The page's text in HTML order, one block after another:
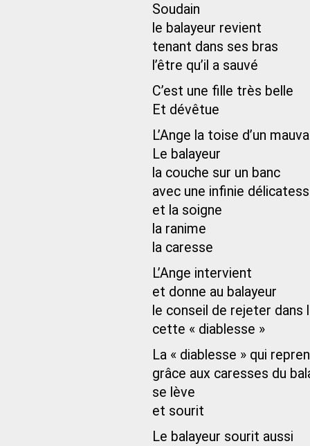
Soudain
le balayeur revient
tenant dans ses bras
l’être qu’il a sauvé
C’est une fille très belle
Et dévêtue
L’Ange la toise d’un
Le balayeur
la couche sur un banc
avec une infinie
et la soigne
la ranime
la caresse
L’Ange intervient
et donne au balayeur
le conseil de rejeter dans
cette « diablesse »
La « diablesse » qui
grâce aux caresses du
se lève
et sourit
Le balayeur sourit aussi